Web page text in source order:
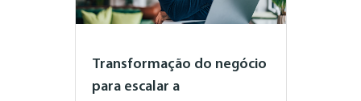
Transformação do negócio
para escalar a